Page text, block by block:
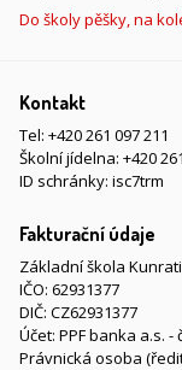
Do školy pěšky, na
Kontakt
Tel: +420 261 097 211
Školní jídelna: +420
ID schránky: isc7trm
Fakturační údaje
Základní škola
IČO: 62931377
DIČ: CZ62931377
Účet: PPF banka a.s. -
Právnická osoba